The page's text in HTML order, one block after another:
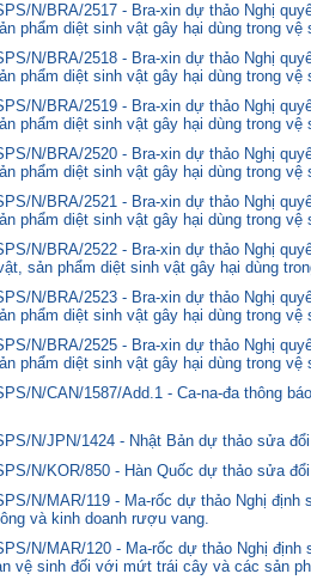
N/BRA/2517 - Bra-xin dự thảo Nghị
phẩm diệt sinh vật gây hại dùng trong vệ
N/BRA/2518 - Bra-xin dự thảo Nghị
phẩm diệt sinh vật gây hại dùng trong vệ
N/BRA/2519 - Bra-xin dự thảo Nghị
phẩm diệt sinh vật gây hại dùng trong vệ
N/BRA/2520 - Bra-xin dự thảo Nghị
phẩm diệt sinh vật gây hại dùng trong vệ
N/BRA/2521 - Bra-xin dự thảo Nghị
phẩm diệt sinh vật gây hại dùng trong vệ
N/BRA/2522 - Bra-xin dự thảo Nghị
sản phẩm diệt sinh vật gây hại dùng
N/BRA/2523 - Bra-xin dự thảo Nghị
phẩm diệt sinh vật gây hại dùng trong vệ
N/BRA/2525 - Bra-xin dự thảo Nghị
phẩm diệt sinh vật gây hại dùng trong vệ
N/CAN/1587/Add.1 - Ca-na-đa thông
N/JPN/1424 - Nhật Bản dự thảo sửa
N/KOR/850 - Hàn Quốc dự thảo sửa
N/MAR/119 - Ma-rốc dự thảo Nghị định
và kinh doanh rượu vang.
N/MAR/120 - Ma-rốc dự thảo Nghị định
vệ sinh đối với mứt trái cây và các sản